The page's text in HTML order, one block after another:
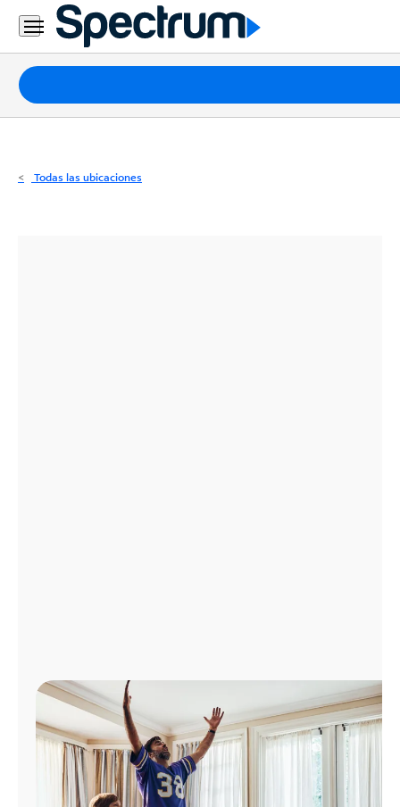
Residencial
Business
Paquetes
Internet
Todas las ubicaciones